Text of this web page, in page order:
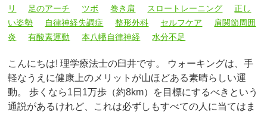
リ
足のアーチ ツボ 巻き肩 スロートレーニング
正し
い姿勢
自律神経失調症 整形外科 セルフケア
肩関節周囲
炎
有酸素運動 本八幡自律神経 水分不足
こんにちは! 理学療法士の臼井です。 ウォーキングは、手
軽なうえに健康上のメリットが山ほどある素晴らしい運
動。 歩くなら1日1万歩（約8km）を目標にするべきという
通説があるけれど、これは必ずしもすべての人に当てはま